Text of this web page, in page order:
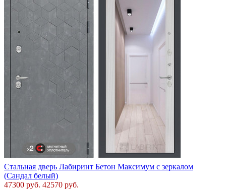
Стальная дверь Лабиринт Бетон Максимум с зеркалом
(Сандал белый)
47300 руб. 42570 руб.